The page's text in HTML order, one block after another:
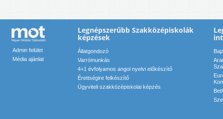
Admin felület
Média ajánlat
Legnépszerűbb Szakközépiskolák
képzések
Állatgondozó
Varrómunkás
4+1 évfolyamos angol nyelvi előkészítő
Érettségire felkészítő
Ügyviteli szakközépiskolai képzés